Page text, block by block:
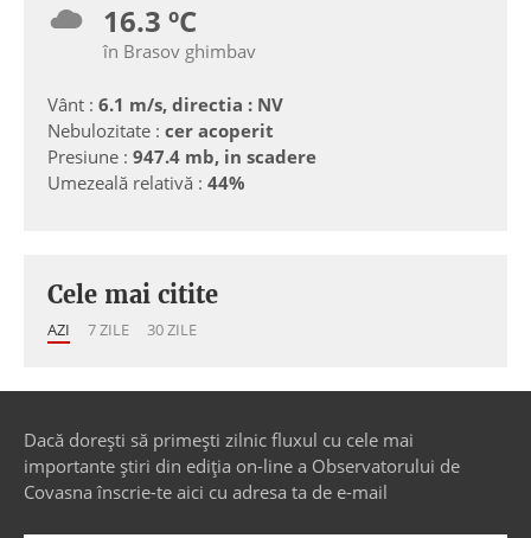
16.3 ºC
în Brasov ghimbav
Vânt : 6.1 m/s, directia : NV
Nebulozitate : cer acoperit
Presiune : 947.4 mb, in scadere
Umezeală relativă : 44%
Cele mai citite
AZI 7 ZILE 30 ZILE
Dacă dorești să primești zilnic fluxul cu cele mai
importante știri din ediția on-line a Observatorului de
Covasna înscrie-te aici cu adresa ta de e-mail